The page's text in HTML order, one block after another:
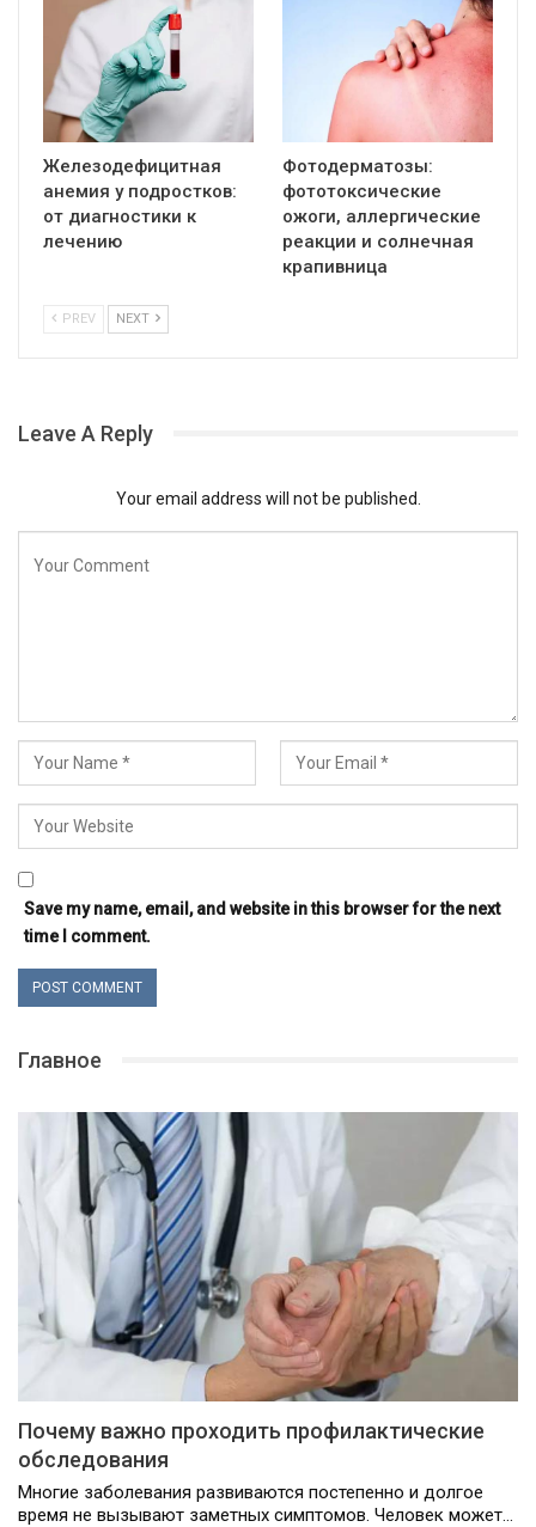
Железодефицитная
анемия у подростков:
от диагностики к
лечению
Фотодерматозы:
фототоксические
ожоги, аллергические
реакции и солнечная
крапивница
PREV NEXT
Leave A Reply
Your email address will not be published.
Save my name, email, and website in this browser for the next
time I comment.
Главное
Почему важно проходить профилактические
обследования
Многие заболевания развиваются постепенно и долгое
время не вызывают заметных симптомов. Человек может…